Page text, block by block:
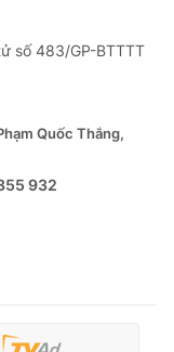
số 483/GP-BTTTT
Quốc Thắng,
932